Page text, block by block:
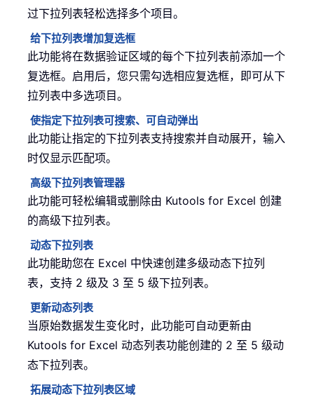
过下拉列表轻松选择多个项目。
给下拉列表增加复选框
此功能将在数据验证区域的每个下拉列表前添加一个
复选框。启用后，您只需勾选相应复选框，即可从下
拉列表中多选项目。
使指定下拉列表可搜索、可自动弹出
此功能让指定的下拉列表支持搜索并自动展开，输入
时仅显示匹配项。
高级下拉列表管理器
此功能可轻松编辑或删除由 Kutools for Excel 创建
的高级下拉列表。
动态下拉列表
此功能助您在 Excel 中快速创建多级动态下拉列
表，支持 2 级及 3 至 5 级下拉列表。
更新动态列表
当原始数据发生变化时，此功能可自动更新由
Kutools for Excel 动态列表功能创建的 2 至 5 级动
态下拉列表。
拓展动态下拉列表区域